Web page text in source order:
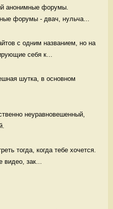
анонимные форумы.
форумы - двач, нульча...
с одним названием, но на
себя к...
шутка, в основном
неуравновешенный,
тогда, когда тебе хочется.
видео, зак...